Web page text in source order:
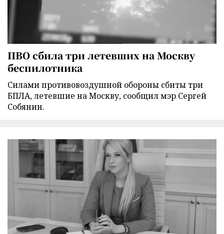
ПВО сбила три летевших на Москву
беспилотника
Силами противовоздушной обороны сбиты три
БПЛА, летевшие на Москву, сообщил мэр Сергей
Собянин.